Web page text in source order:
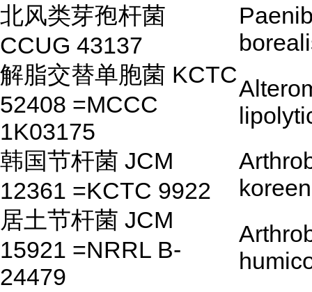
北风类芽孢杆菌
CCUG 43137
解脂交替单胞菌 KCTC
52408 =MCCC
1K03175
韩国节杆菌 JCM
12361 =KCTC 9922
居土节杆菌 JCM
15921 =NRRL B-
24479